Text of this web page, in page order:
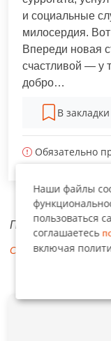
и социальные
милосердия. Вот
Впереди новая
счастливой — у
добро…
В закладки
Обязательно
Предыдущий пост
Снежная колдунья
Наши файлы
пользоваться
соглашаетесь
включая